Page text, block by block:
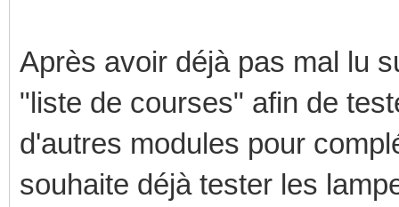
Après avoir déjà pas mal lu
"liste de courses" afin de
d'autres modules pour
souhaite déjà tester les